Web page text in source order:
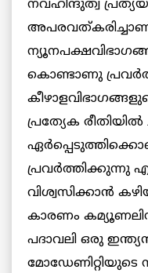
നവഹിന്ദുത്വ
അപരവത്കരിച്ചാണ്,
കൊണ്ടാണു
പ്രത്യേക
പ്ര‍വര്‍ത്തിക്കുന്നു
വിശ്വസിക്കാൻ
കാരണം
പദാവലി ഒരു